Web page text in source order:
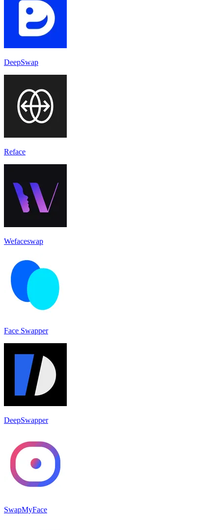
DeepSwap
Reface
Wefaceswap
Face Swapper
DeepSwapper
SwapMyFace